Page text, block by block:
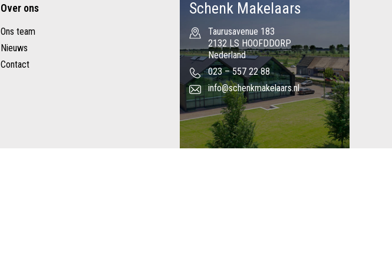
Over ons
Ons team
Nieuws
Contact
Schenk Makelaars
Taurusavenue 183
2132 LS HOOFDDORP
Nederland
023 – 557 22 88
info@schenkmakelaars.nl